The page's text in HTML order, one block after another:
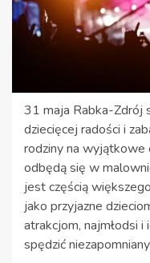
31 maja Rabka-Zdrój
dziecięcej radości i
rodziny na wyjątkowe
odbędą się w
jest częścią
jako przyjazne
atrakcjom, najmłodsi
spędzić